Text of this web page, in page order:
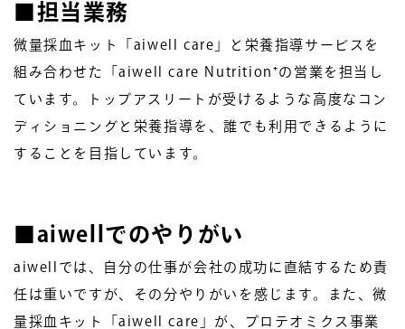
担当業務
微量採血キット「aiwell care」と栄養指導サービスを
組み合わせた「aiwell care Nutrition⁺の営業を担当し
ています。トップアスリートが受けるような高度なコン
ディショニングと栄養指導を、誰でも利用できるように
することを目指しています。
aiwellでのやりがい
aiwellでは、自分の仕事が会社の成功に直結するため責
任は重いですが、その分やりがいを感じます。また、微
量採血キット「aiwell care」が、プロテオミクス事業